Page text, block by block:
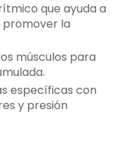
que ayuda a
promover la
músculos para
específicas con
y presión